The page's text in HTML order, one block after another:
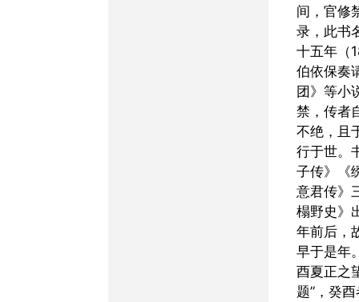
间，官修
录，此书
十五年（
伯依保奏
团》等小
禁，传者
不绝，且
行于世。
子传》《
意君传》
榻野史》
年前后，
早于是年
酉夏正之
题”，癸